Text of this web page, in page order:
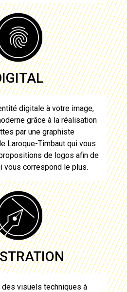
digitale à votre image,
grâce à la réalisation
par une graphiste
Laroque-Timbautqui vous
de logos afin de
vous correspond le plus.
des visuels techniques à